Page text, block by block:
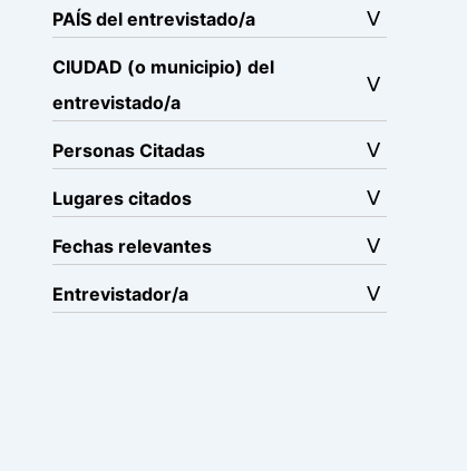
PAÍS del entrevistado/a
CIUDAD (o municipio) del
entrevistado/a
Personas Citadas
Lugares citados
Fechas relevantes
Entrevistador/a